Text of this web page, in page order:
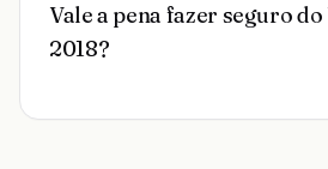
Vale a pena fazer seguro
2018?